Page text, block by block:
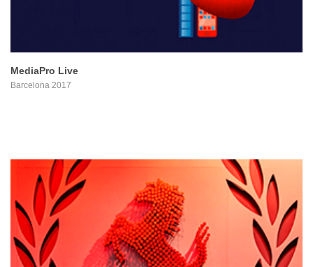
MediaPro Live
Barcelona 2017
PROYECTO